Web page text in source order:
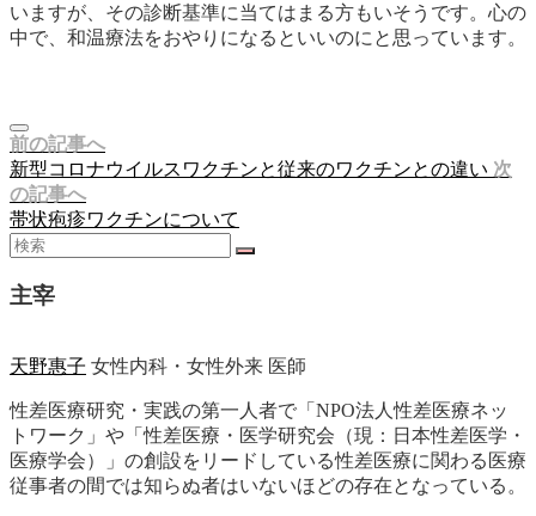
いますが、その診断基準に当てはまる方もいそうです。心の
中で、和温療法をおやりになるといいのにと思っています。
前の記事へ
新型コロナウイルスワクチンと従来のワクチンとの違い 次
の記事へ
帯状疱疹ワクチンについて
主宰
天野惠子 女性内科・女性外来 医師
性差医療研究・実践の第一人者で「NPO法人性差医療ネッ
トワーク」や「性差医療・医学研究会（現：日本性差医学・
医療学会）」の創設をリードしている性差医療に関わる医療
従事者の間では知らぬ者はいないほどの存在となっている。